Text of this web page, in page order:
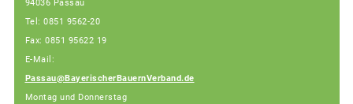
94036 Passau
Tel: 0851 9562-20
Fax: 0851 95622 19
E-Mail:
Passau@BayerischerBauernVerband.de
Montag und Donnerstag